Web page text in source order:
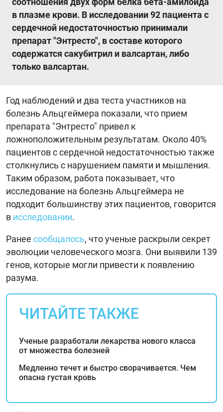
в плазме крови. В исследовании 92 пациента с
сердечной недостаточностью принимали
препарат "Энтресто", в составе которого
содержатся сакубитрил и валсартан, либо
только валсартан.
Год наблюдений и два теста участников на
болезнь Альцгеймера показали, что прием
препарата "Энтресто" привел к
ложноположительным результатам. Около 40%
пациентов с сердечной недостаточностью также
столкнулись с нарушением памяти и мышления.
Таким образом, работа показывает, что
исследование на болезнь Альцгеймера не
подходит большинству этих пациентов, говорится
в исследовании.
Ранее сообщалось, что ученые раскрыли секрет
эволюции человеческого мозга. Они выявили 139
генов, которые могли привести к появлению
разума.
ЧИТАЙТЕ ТАКЖЕ
Ученые разработали лекарства нового класса
от множества болезней
Медленно течет и быстро сворачивается. Чем
опасна густая кровь